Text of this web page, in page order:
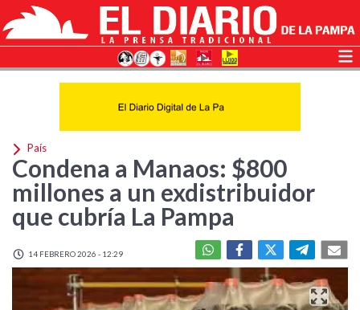
País
Condena a Manaos: $800
millones a un exdistribuidor
que cubría La Pampa
14 FEBRERO 2026 - 12:29